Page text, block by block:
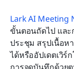
Lark AI Meeting
ขั้นตอนถัดไป และ
ประชุม สรุปเนื้อห
ได้หรืออัปเดตเวิ